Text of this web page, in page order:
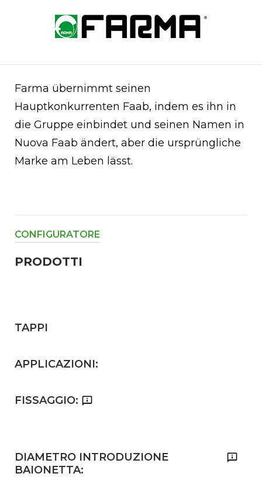
Home
Farma übernimmt seinen
Hauptkonkurrenten Faab, indem es ihn in
die Gruppe einbindet und seinen Namen in
Nuova Faab ändert, aber die ursprüngliche
Marke am Leben lässt.
CONFIGURATORE
PRODOTTI
TAPPI
APPLICAZIONI:
FISSAGGIO:
DIAMETRO INTRODUZIONE
BAIONETTA: